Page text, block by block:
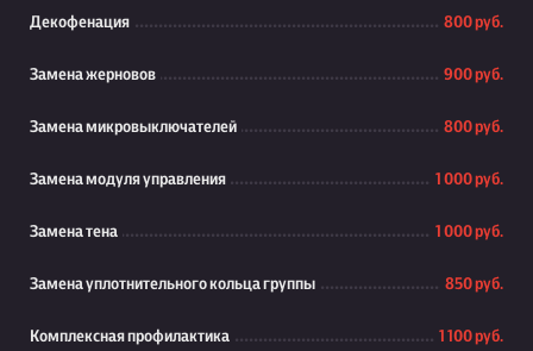
Декофенация 800 руб.
Замена жерновов 900 руб.
Замена микровыключателей 800 руб.
Замена модуля управления 1 000 руб.
Замена тена 1 000 руб.
Замена уплотнительного кольца группы 850 руб.
Комплексная профилактика 1 100 руб.